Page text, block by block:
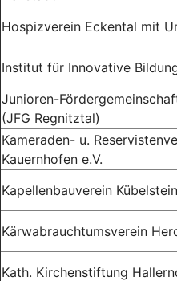
Hospizverein Eckental mit
Institut für Innovative
Junioren-
(JFG Regnitztal)
Kameraden- u.
Kauernhofen e.V.
Kapellenbauverein
Kärwabrauchtumsverein
Kath. Kirchenstiftung